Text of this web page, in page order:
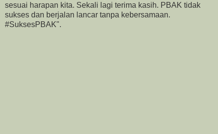
sesuai harapan kita. Sekali lagi terima kasih. PBAK tidak
sukses dan berjalan lancar tanpa kebersamaan.
#SuksesPBAK".